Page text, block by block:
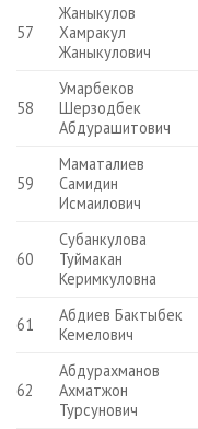
57
Жаныкулов
Хамракул
Жаныкулович
58
Умарбеков
Шерзодбек
Абдурашитович
59
Маматалиев
Самидин
Исмаилович
60
Субанкулова
Туймакан
Керимкуловна
61
Абдиев Бактыбек
Кемелович
62
Абдурахманов
Ахматжон
Турсунович